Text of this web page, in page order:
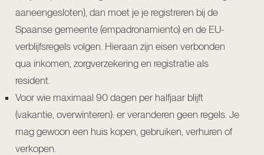
aaneengesloten), dan moet je je registreren bij de
Spaanse gemeente (empadronamiento) en de EU-
verblijfsregels volgen. Hieraan zijn eisen verbonden
qua inkomen, zorgverzekering en registratie als
resident.
Voor wie maximaal 90 dagen per halfjaar blijft
(vakantie, overwinteren): er veranderen geen regels. Je
mag gewoon een huis kopen, gebruiken, verhuren of
verkopen.